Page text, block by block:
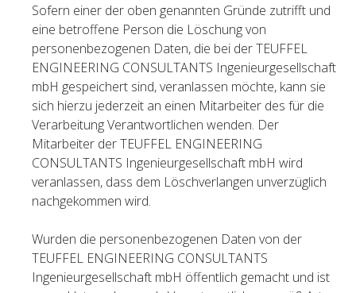
Sofern einer der oben genannten Gründe zutrifft und
eine betroffene Person die Löschung von
personenbezogenen Daten, die bei der TEUFFEL
ENGINEERING CONSULTANTS Ingenieurgesellschaft
mbH gespeichert sind, veranlassen möchte, kann sie
sich hierzu jederzeit an einen Mitarbeiter des für die
Verarbeitung Verantwortlichen wenden. Der
Mitarbeiter der TEUFFEL ENGINEERING
CONSULTANTS Ingenieurgesellschaft mbH wird
veranlassen, dass dem Löschverlangen unverzüglich
nachgekommen wird.
Wurden die personenbezogenen Daten von der
TEUFFEL ENGINEERING CONSULTANTS
Ingenieurgesellschaft mbH öffentlich gemacht und ist